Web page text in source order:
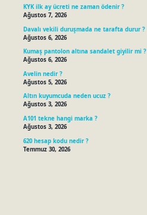
KYK ilk ay ücreti ne zaman ödenir ?
Ağustos 7, 2026
Davalı vekili duruşmada ne tarafta durur ?
Ağustos 6, 2026
Kumaş pantolon altına sandalet giyilir mi ?
Ağustos 6, 2026
Avelin nedir ?
Ağustos 5, 2026
Altın kuyumcuda neden ucuz ?
Ağustos 3, 2026
A101 tekne hangi marka ?
Ağustos 3, 2026
620 hesap kodu nedir ?
Temmuz 30, 2026